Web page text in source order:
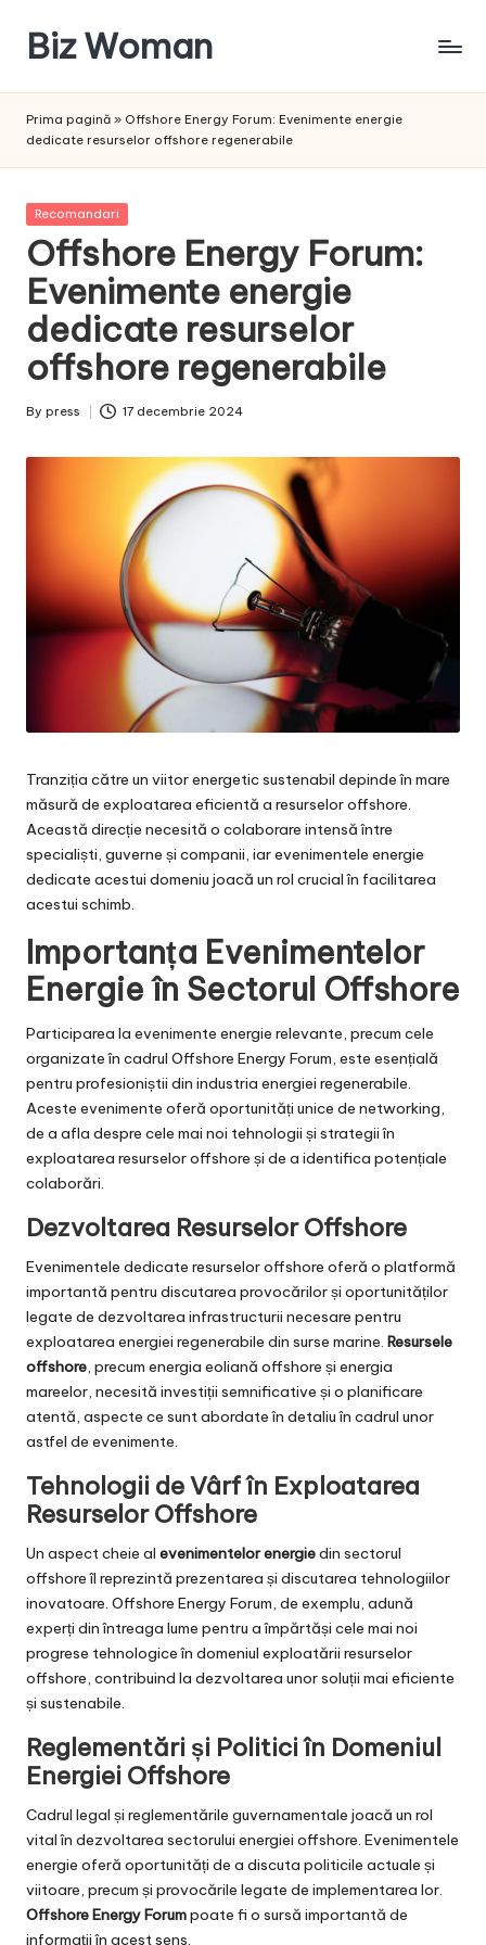
content
Biz Woman
succesul
Prima pagină » Offshore Energy Forum: Evenimente energie
dedicate resurselor offshore regenerabile
Posted
Recomandari
Offshore Energy Forum:
Evenimente energie
dedicate resurselor
offshore regenerabile
Posted
By press 17 decembrie 2024
Tranziția către un viitor energetic sustenabil depinde în mare
măsură de exploatarea eficientă a resurselor offshore.
Această direcție necesită o colaborare intensă între
specialiști, guverne și companii, iar evenimentele energie
dedicate acestui domeniu joacă un rol crucial în facilitarea
acestui schimb.
Importanța Evenimentelor
Energie în Sectorul Offshore
Participarea la evenimente energie relevante, precum cele
organizate în cadrul Offshore Energy Forum, este esențială
pentru profesioniștii din industria energiei regenerabile.
Aceste evenimente oferă oportunități unice de networking,
de a afla despre cele mai noi tehnologii și strategii în
exploatarea resurselor offshore și de a identifica potențiale
colaborări.
Dezvoltarea Resurselor Offshore
Evenimentele dedicate resurselor offshore oferă o platformă
importantă pentru discutarea provocărilor și oportunităților
legate de dezvoltarea infrastructurii necesare pentru
exploatarea energiei regenerabile din surse marine. Resursele
offshore , precum energia eoliană offshore și energia
mareelor, necesită investiții semnificative și o planificare
atentă, aspecte ce sunt abordate în detaliu în cadrul unor
astfel de evenimente.
Tehnologii de Vârf în Exploatarea
Resurselor Offshore
Un aspect cheie al evenimentelor energiedin sectorul
offshore îl reprezintă prezentarea și discutarea tehnologiilor
inovatoare. Offshore Energy Forum, de exemplu, adună
experți din întreaga lume pentru a împărtăși cele mai noi
progrese tehnologice în domeniul exploatării resurselor
offshore, contribuind la dezvoltarea unor soluții mai eficiente
și sustenabile.
Reglementări și Politici în Domeniul
Energiei Offshore
Cadrul legal și reglementările guvernamentale joacă un rol
vital în dezvoltarea sectorului energiei offshore. Evenimentele
energie oferă oportunități de a discuta politicile actuale și
viitoare, precum și provocările legate de implementarea lor.
Offshore Energy Forumpoate fi o sursă importantă de
informații în acest sens.